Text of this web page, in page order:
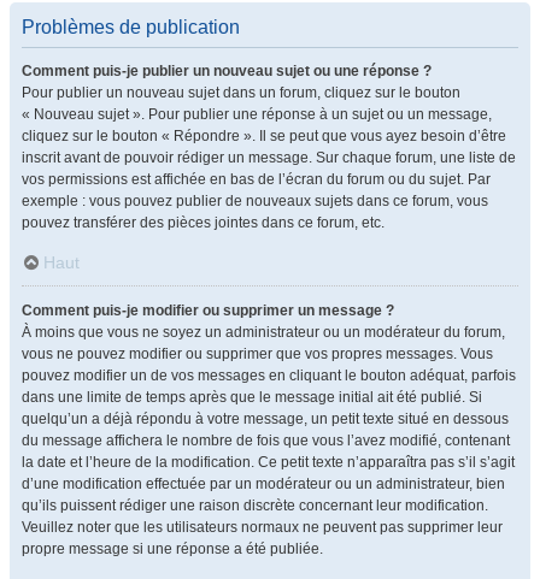
Problèmes de publication
Comment puis-je publier un nouveau sujet ou une réponse ?
Pour publier un nouveau sujet dans un forum, cliquez sur le bouton
« Nouveau sujet ». Pour publier une réponse à un sujet ou un message,
cliquez sur le bouton « Répondre ». Il se peut que vous ayez besoin d’être
inscrit avant de pouvoir rédiger un message. Sur chaque forum, une liste de
vos permissions est affichée en bas de l’écran du forum ou du sujet. Par
exemple : vous pouvez publier de nouveaux sujets dans ce forum, vous
pouvez transférer des pièces jointes dans ce forum, etc.
Haut
Comment puis-je modifier ou supprimer un message ?
À moins que vous ne soyez un administrateur ou un modérateur du forum,
vous ne pouvez modifier ou supprimer que vos propres messages. Vous
pouvez modifier un de vos messages en cliquant le bouton adéquat, parfois
dans une limite de temps après que le message initial ait été publié. Si
quelqu’un a déjà répondu à votre message, un petit texte situé en dessous
du message affichera le nombre de fois que vous l’avez modifié, contenant
la date et l’heure de la modification. Ce petit texte n’apparaîtra pas s’il s’agit
d’une modification effectuée par un modérateur ou un administrateur, bien
qu’ils puissent rédiger une raison discrète concernant leur modification.
Veuillez noter que les utilisateurs normaux ne peuvent pas supprimer leur
propre message si une réponse a été publiée.